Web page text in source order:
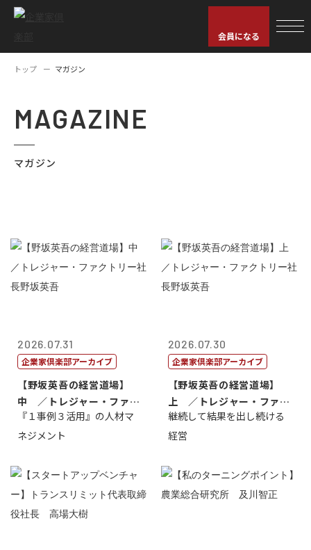
会員になる
トップ マガジン
MAGAZINE
マガジン
2026.07.31
企業家倶楽部アーカイブ
【野坂英吾の経営道場】
中 ／トレジャー・ファク
トリー社長野坂...
『１事例３活用』の人材マ
ネジメント
2026.07.30
企業家倶楽部アーカイブ
【野坂英吾の経営道場】
上 ／トレジャー・ファク
トリー社長野坂...
継続して結果を出し続ける
経営